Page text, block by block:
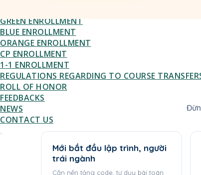
GREEN ENROLLMENT
BLUE ENROLLMENT
ORANGE ENROLLMENT
CP ENROLLMENT
1-1 ENROLLMENT
REGULATIONS REGARDING TO COURSE
ROLL OF HONOR
FEEDBACKS
NEWS
CONTACT US
Mới bắt đầu lập trình, người
trái ngành
Cần nền tảng code, tư duy bài toán